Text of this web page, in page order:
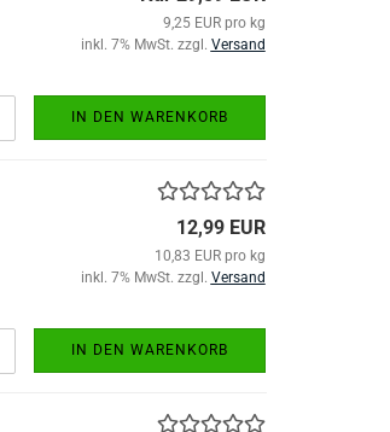
9,25 EUR pro kg
inkl. 7% MwSt. zzgl. Versand
IN DEN WARENKORB
12,99 EUR
10,83 EUR pro kg
inkl. 7% MwSt. zzgl. Versand
IN DEN WARENKORB